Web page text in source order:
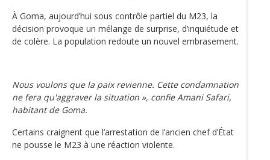
À Goma, aujourd’hui sous contrôle partiel du M23, la
décision provoque un mélange de surprise, d’inquiétude et
de colère. La population redoute un nouvel embrasement.
Nous voulons que la paix revienne. Cette condamnation
ne fera qu'aggraver la situation », confie Amani Safari,
habitant de Goma.
Certains craignent que l’arrestation de l’ancien chef d’État
ne pousse le M23 à une réaction violente.